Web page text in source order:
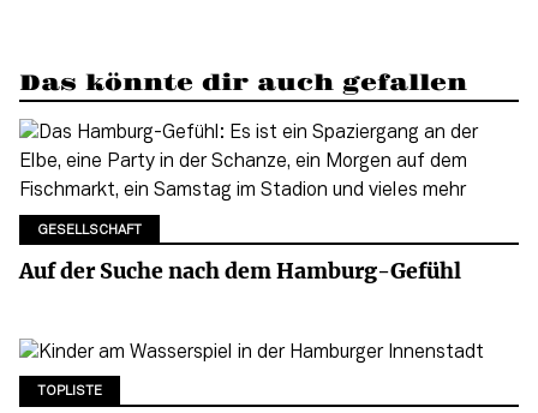
Das könnte dir auch gefallen
GESELLSCHAFT
Auf der Suche nach dem Hamburg-Gefühl
TOPLISTE